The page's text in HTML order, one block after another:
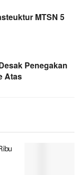
MTSN 5
Penegakan
Atas